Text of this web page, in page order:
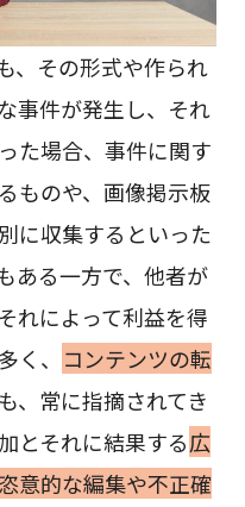
、その形式や作られ
事件が発生し、それ
た場合、事件に関す
ものや、画像掲示板
に収集するといった
ある一方で、他者が
れによって利益を得
、
コンテンツの転
も、常に指摘されてき
とそれに結果する広
意的な編集や不正確